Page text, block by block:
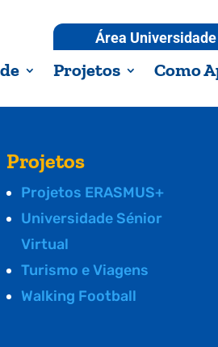
Área Universidade
Projetos Como
Projetos
Projetos ERASMUS+
Universidade Sénior
Virtual
Turismo e Viagens
Walking Football